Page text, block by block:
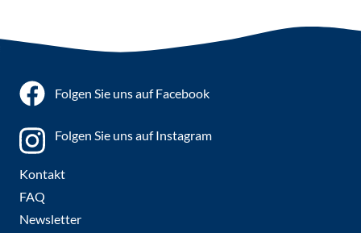
Folgen Sie uns auf Facebook
Folgen Sie uns auf Instagram
Kontakt
FAQ
Newsletter